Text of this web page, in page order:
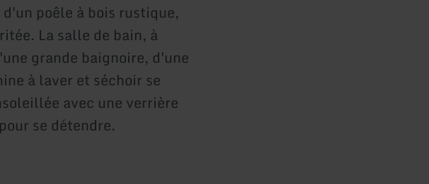
poêle à bois rustique,
La salle de bain, à
grande baignoire, d'une
à laver et séchoir se
avec une verrière
se détendre.